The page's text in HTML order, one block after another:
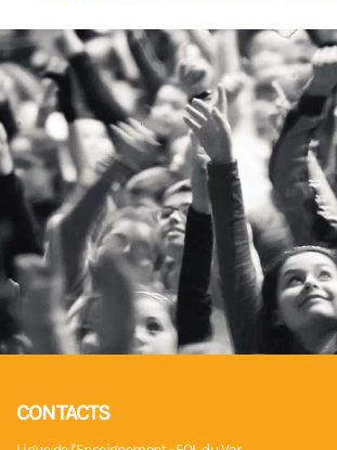
CONTACTS